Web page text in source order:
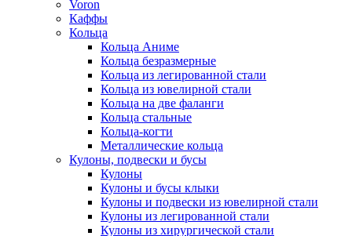
Voron
Каффы
Кольца
Кольца Аниме
Кольца безразмерные
Кольца из легированной стали
Кольца из ювелирной стали
Кольца на две фаланги
Кольца стальные
Кольца-когти
Металлические кольца
Кулоны, подвески и бусы
Кулоны
Кулоны и бусы клыки
Кулоны и подвески из ювелирной стали
Кулоны из легированной стали
Кулоны из хирургической стали